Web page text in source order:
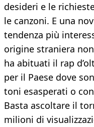
desideri e le
le canzoni. E una
tendenza più
origine straniera
ha abituati il rap
per il Paese dove
toni esasperati o
Basta ascoltare il
milioni di